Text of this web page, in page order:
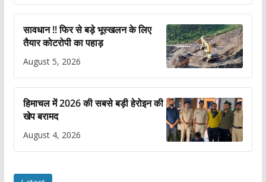
सावधान !! फिर से बड़े भूस्खलन के लिए
तैयार कोटरोपी का पहाड़
August 5, 2026
हिमाचल में 2026 की सबसे बड़ी हेरोइन की
खेप बरामद
August 4, 2026